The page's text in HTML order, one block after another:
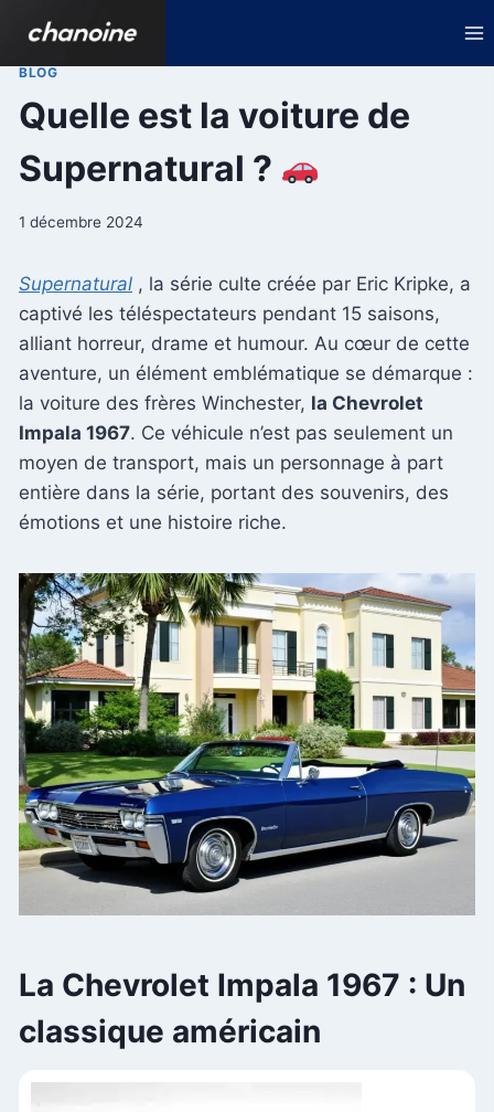
contenu
BLOG
Quelle est la voiture de
Supernatural ?
1 décembre 2024
Supernatural , la série culte créée par Eric Kripke, a
captivé les téléspectateurs pendant 15 saisons,
alliant horreur, drame et humour. Au cœur de cette
aventure, un élément emblématique se démarque :
la voiture des frères Winchester, la Chevrolet
Impala 1967. Ce véhicule n’est pas seulement un
moyen de transport, mais un personnage à part
entière dans la série, portant des souvenirs, des
émotions et une histoire riche.
La Chevrolet Impala 1967 : Un
classique américain